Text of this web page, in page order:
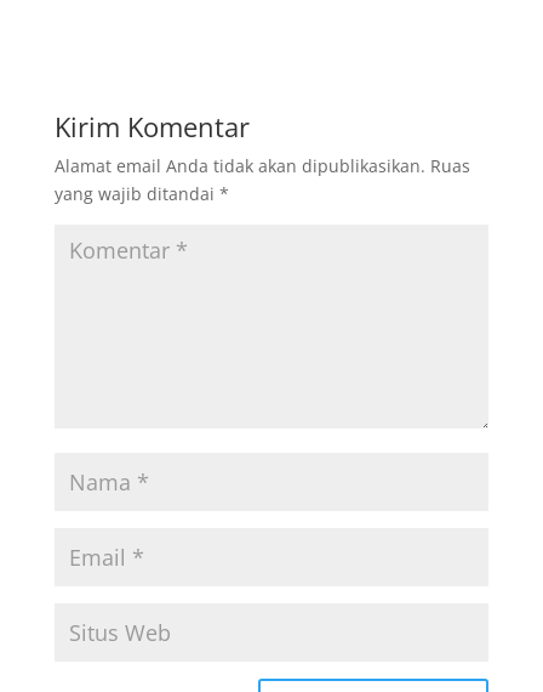
Kirim Komentar
Alamat email Anda tidak akan dipublikasikan. Ruas
yang wajib ditandai *